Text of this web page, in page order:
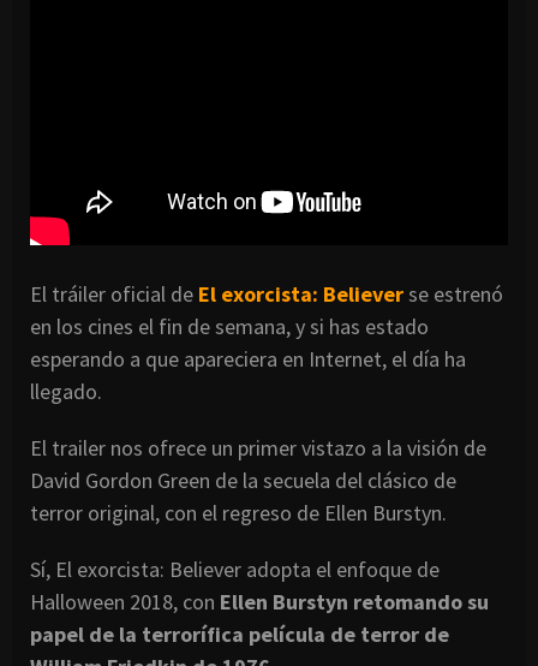
El tráiler oficial de El exorcista: Believerse estrenó
en los cines el fin de semana, y si has estado
esperando a que apareciera en Internet, el día ha
llegado.
El trailer nos ofrece un primer vistazo a la visión de
David Gordon Green de la secuela del clásico de
terror original, con el regreso de Ellen Burstyn.
Sí, El exorcista: Believer adopta el enfoque de
Halloween 2018, con Ellen Burstyn retomando su
papel de la terrorífica película de terror de